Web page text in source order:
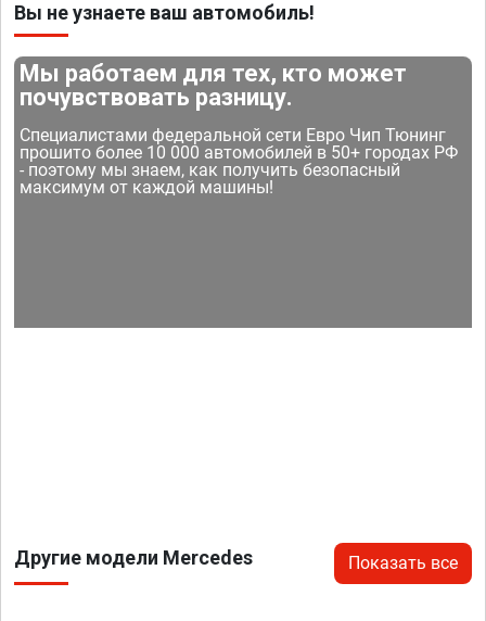
Вы не узнаете ваш автомобиль!
Мы работаем для тех, кто может
почувствовать разницу.
Специалистами федеральной сети Евро Чип Тюнинг
прошито более 10 000 автомобилей в 50+ городах РФ
- поэтому мы знаем, как получить безопасный
максимум от каждой машины!
Другие модели Mercedes Показать все